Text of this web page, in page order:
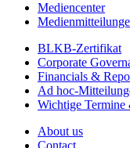
Mediencenter
BLKB-Zertifikat
Corporate
Financials &
Ad hoc-
Wichtige
About us